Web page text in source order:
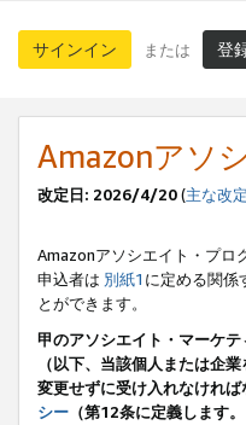
サインイン または 登
Amazonアソ
改定日: 2026/4/20(主な改
Amazonアソシエイト・プロ
申込者は 別紙1 に定める関係
とができます。
甲のアソシエイト・マーケ
（以下、当該個人または企
変更せずに受け入れなけれ
シー （第12条に定義します